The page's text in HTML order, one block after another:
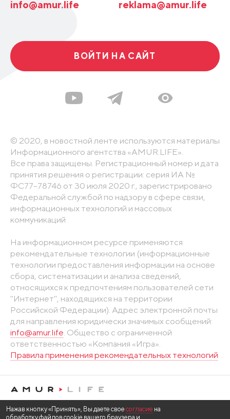
info@amur.life reklama@amur.life
ВОЙТИ НА САЙТ
© 2020, в новостной ленте используются материалы
Информационного агентства «AMUR.LIFE».
Все права защищены. Регистрационный номер и дата
принятия решения о регистрации: серия ИА №
ФС77-78746 от 30 июля 2020 г., зарегистрировано
Федеральной службой по надзору в сфере связи,
информационных технологий и массовых
коммуникаций
На информационном ресурсе применяются
рекомендательные технологии (информационные
технологии предоставления информации на основе
сбора, систематизации и анализа сведений,
относящихся к предпочтениям пользователей сети
"Интернет", находящихся на территории
Российской Федерации). Адрес электронной почты
для направления юридически значимых сообщений:
info@amur.life. Общество с ограниченной
ответственностью «Компания «Игра».
Правила применения рекомендательных технологий
Нажав кнопку «Принять», Вы даете свое согласие на
обработку файлов cookie вашего браузера и